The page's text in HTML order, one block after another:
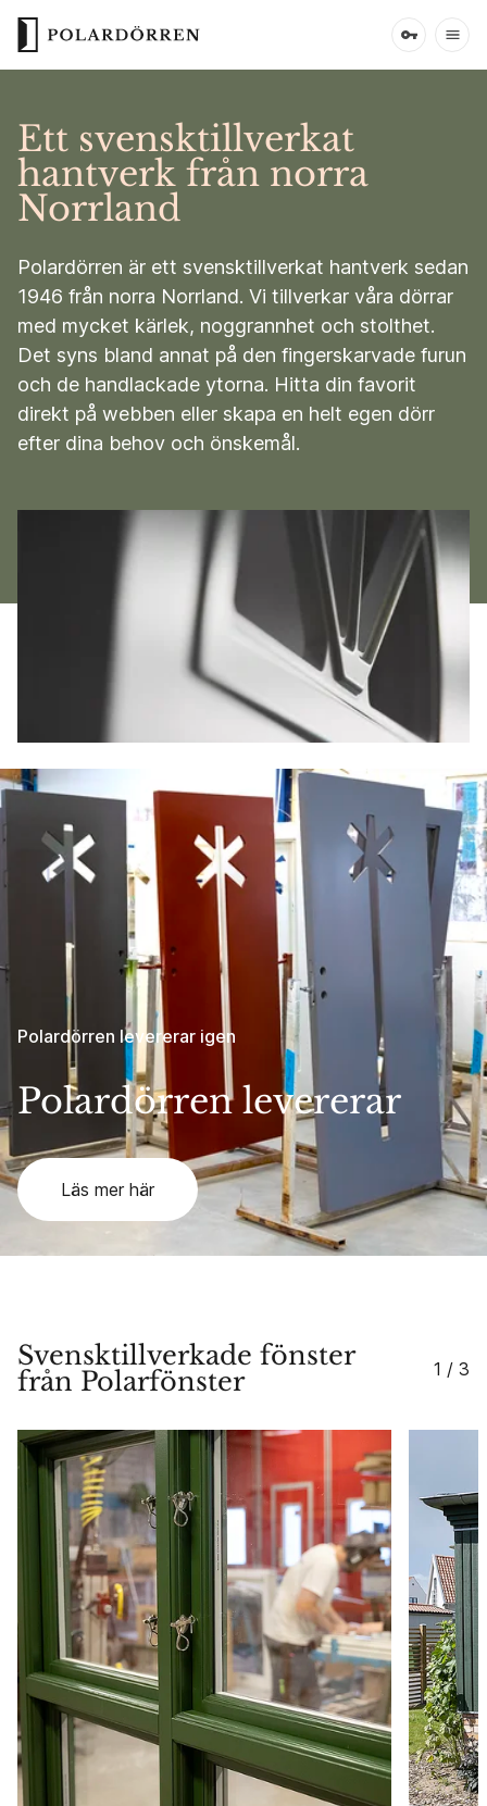
Ett svensktillverkat
hantverk från norra
Norrland
Polardörren är ett svensktillverkat hantverk sedan
1946 från norra Norrland. Vi tillverkar våra dörrar
med mycket kärlek, noggrannhet och stolthet.
Det syns bland annat på den fingerskarvade furun
och de handlackade ytorna. Hitta din favorit
direkt på webben eller skapa en helt egen dörr
efter dina behov och önskemål.
Polardörren levererar igen
Polardörren levererar
Läs mer här
Svensktillverkade fönster
från Polarfönster
1 / 3